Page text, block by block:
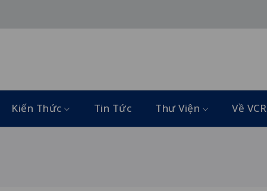
Kiến Thức Tin Tức Thư Viện Về VCR